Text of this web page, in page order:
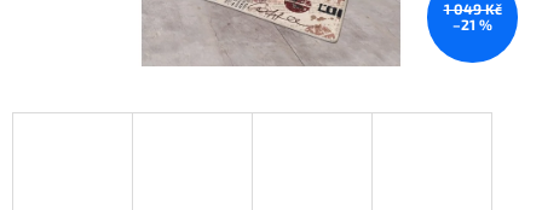
1 049 Kč
–21 %